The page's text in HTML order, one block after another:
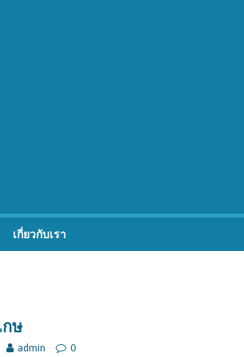
เกี่ยวกับเรา
กษ
admin 0